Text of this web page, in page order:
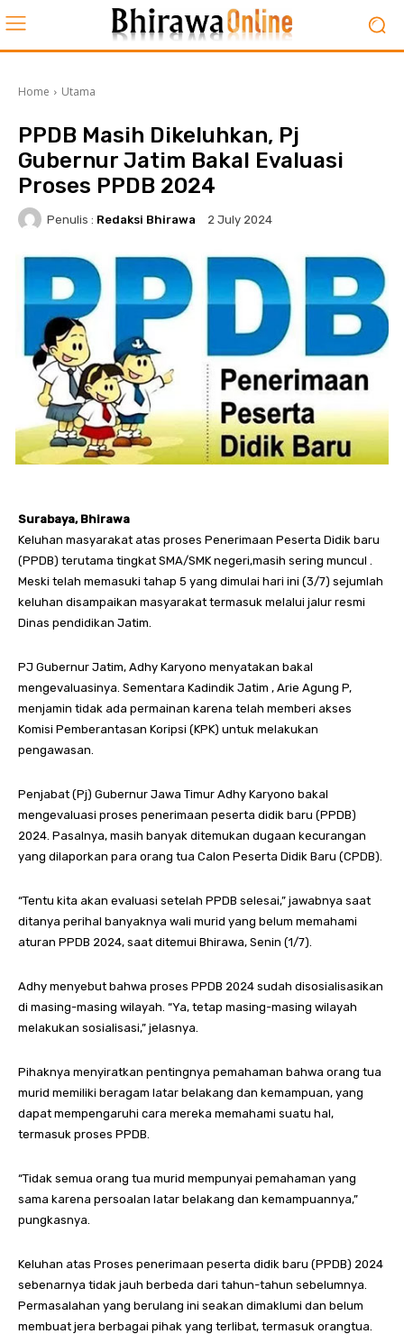
Home Utama
PPDB Masih Dikeluhkan, Pj
Gubernur Jatim Bakal Evaluasi
Proses PPDB 2024
Penulis : Redaksi Bhirawa 2 July 2024
Surabaya, Bhirawa
Keluhan masyarakat atas proses Penerimaan Peserta Didik baru
(PPDB) terutama tingkat SMA/SMK negeri,masih sering muncul .
Meski telah memasuki tahap 5 yang dimulai hari ini (3/7) sejumlah
keluhan disampaikan masyarakat termasuk melalui jalur resmi
Dinas pendidikan Jatim.
PJ Gubernur Jatim, Adhy Karyono menyatakan bakal
mengevaluasinya. Sementara Kadindik Jatim , Arie Agung P,
menjamin tidak ada permainan karena telah memberi akses
Komisi Pemberantasan Koripsi (KPK) untuk melakukan
pengawasan.
Penjabat (Pj) Gubernur Jawa Timur Adhy Karyono bakal
mengevaluasi proses penerimaan peserta didik baru (PPDB)
2024. Pasalnya, masih banyak ditemukan dugaan kecurangan
yang dilaporkan para orang tua Calon Peserta Didik Baru (CPDB).
“Tentu kita akan evaluasi setelah PPDB selesai,” jawabnya saat
ditanya perihal banyaknya wali murid yang belum memahami
aturan PPDB 2024, saat ditemui Bhirawa, Senin (1/7).
Adhy menyebut bahwa proses PPDB 2024 sudah disosialisasikan
di masing-masing wilayah. “Ya, tetap masing-masing wilayah
melakukan sosialisasi,” jelasnya.
Pihaknya menyiratkan pentingnya pemahaman bahwa orang tua
murid memiliki beragam latar belakang dan kemampuan, yang
dapat mempengaruhi cara mereka memahami suatu hal,
termasuk proses PPDB.
“Tidak semua orang tua murid mempunyai pemahaman yang
sama karena persoalan latar belakang dan kemampuannya,”
pungkasnya.
Keluhan atas Proses penerimaan peserta didik baru (PPDB) 2024
sebenarnya tidak jauh berbeda dari tahun-tahun sebelumnya.
Permasalahan yang berulang ini seakan dimaklumi dan belum
membuat jera berbagai pihak yang terlibat, termasuk orangtua.